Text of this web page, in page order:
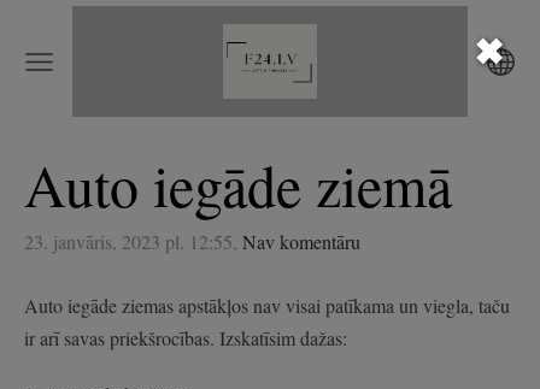
✖
Auto iegāde ziemā
23. janvāris, 2023 pl. 12:55, Nav komentāru
Auto iegāde ziemas apstākļos nav visai patīkama un viegla, taču
ir arī savas priekšrocības. Izskatīsim dažas: